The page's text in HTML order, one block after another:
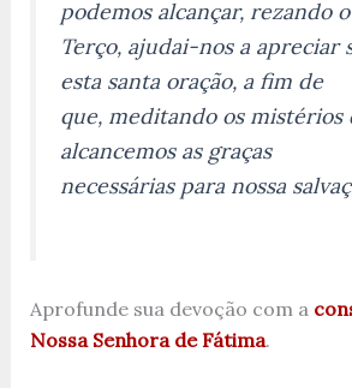
podemos alcançar, rezando
Terço, ajudai-nos a apreciar
esta santa oração, a fim de
que, meditando os mistérios
alcancemos as graças
necessárias para nossa
Aprofunde sua devoção com a
Nossa Senhora de Fátima.